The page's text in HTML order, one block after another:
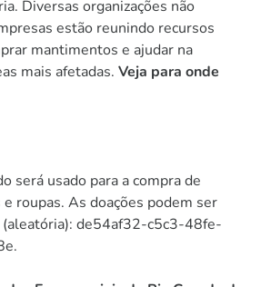
Diversas organizações não
estão reunindo recursos
mantimentos e ajudar na
mais afetadas. Veja para onde
será usado para a compra de
roupas. As doações podem ser
(aleatória): de54af32-c5c3-48fe-